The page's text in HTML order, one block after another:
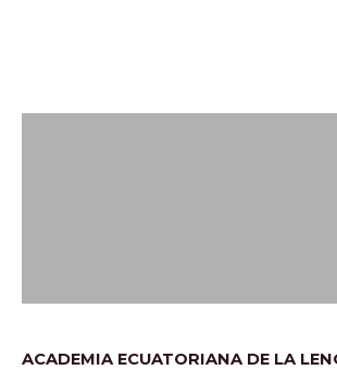
ACADEMIA ECUATORIANA DE LA